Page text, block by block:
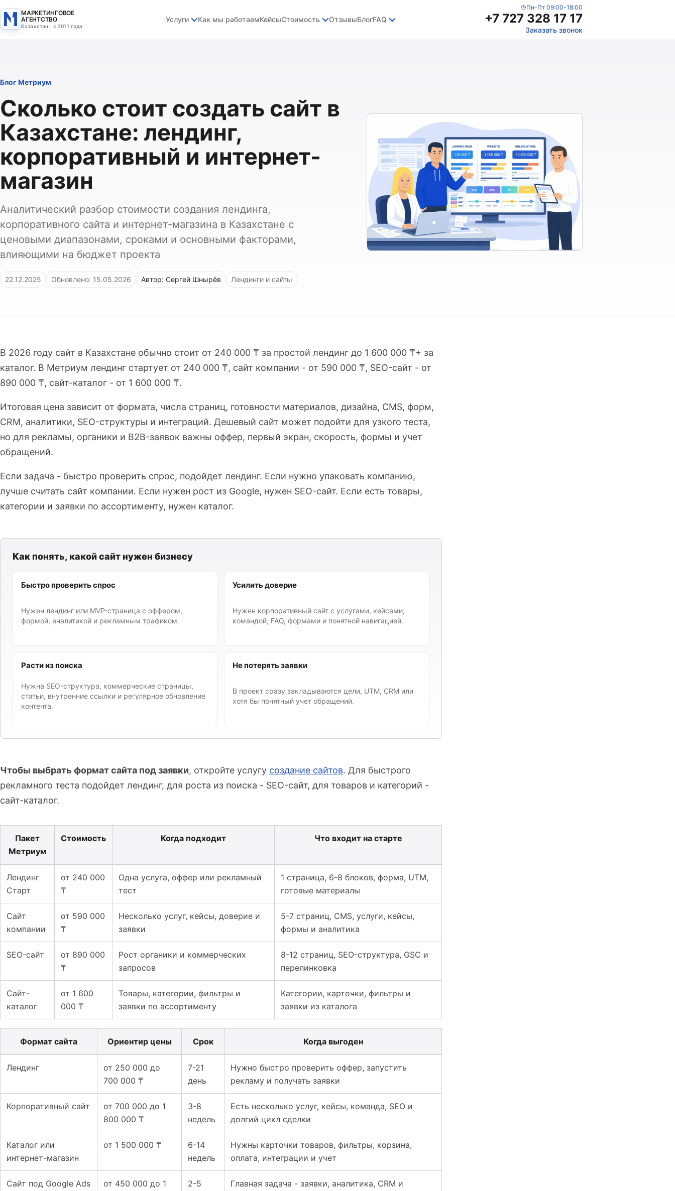
МАРКЕТИНГОВОЕ
АГЕНТСТВО
Казахстан · с 2011 года
Услуги Как мы работаемКейсыСтоимость ОтзывыБлогFAQ
Пн-Пт 09:00-18:00
+7 727 328 17 17
Заказать звонок
Блог Метриум
Сколько стоит создать сайт в
Казахстане: лендинг,
корпоративный и интернет-
магазин
Аналитический разбор стоимости создания лендинга,
корпоративного сайта и интернет-магазина в Казахстане с
ценовыми диапазонами, сроками и основными факторами,
влияющими на бюджет проекта
22.12.2025 Обновлено: 15.05.2026 Автор: Сергей Шнырёв Лендинги и сайты
В 2026 году сайт в Казахстане обычно стоит от 240 000 ₸ за простой лендинг до 1 600 000 ₸+ за
каталог. В Метриум лендинг стартует от 240 000 ₸, сайт компании - от 590 000 ₸, SEO-сайт - от
890 000 ₸, сайт-каталог - от 1 600 000 ₸.
Итоговая цена зависит от формата, числа страниц, готовности материалов, дизайна, CMS, форм,
CRM, аналитики, SEO-структуры и интеграций. Дешевый сайт может подойти для узкого теста,
но для рекламы, органики и B2B-заявок важны оффер, первый экран, скорость, формы и учет
обращений.
Если задача - быстро проверить спрос, подойдет лендинг. Если нужно упаковать компанию,
лучше считать сайт компании. Если нужен рост из Google, нужен SEO-сайт. Если есть товары,
категории и заявки по ассортименту, нужен каталог.
Как понять, какой сайт нужен бизнесу
Быстро проверить спрос
Нужен лендинг или MVP-страница с оффером,
формой, аналитикой и рекламным трафиком.
Усилить доверие
Нужен корпоративный сайт с услугами, кейсами,
командой, FAQ, формами и понятной навигацией.
Расти из поиска
Нужна SEO-структура, коммерческие страницы,
статьи, внутренние ссылки и регулярное обновление
контента.
Не потерять заявки
В проект сразу закладываются цели, UTM, CRM или
хотя бы понятный учет обращений.
Чтобы выбрать формат сайта под заявки, откройте услугу создание сайтов. Для быстрого
рекламного теста подойдет лендинг, для роста из поиска - SEO-сайт, для товаров и категорий -
сайт-каталог.
Пакет
Метриум
Стоимость Когда подходит Что входит на старте
Лендинг
Старт
от 240 000
₸
Одна услуга, оффер или рекламный
тест
1 страница, 6-8 блоков, форма, UTM,
готовые материалы
Сайт
компании
от 590 000
₸
Несколько услуг, кейсы, доверие и
заявки
5-7 страниц, CMS, услуги, кейсы,
формы и аналитика
SEO-сайт
от 890 000
₸
Рост органики и коммерческих
запросов
8-12 страниц, SEO-структура, GSC и
перелинковка
Сайт-
каталог
от 1 600
000 ₸
Товары, категории, фильтры и
заявки по ассортименту
Категории, карточки, фильтры и
заявки из каталога
Формат сайта Ориентир цены Срок Когда выгоден
Лендинг
от 250 000 до
700 000 ₸
7-21
день
Нужно быстро проверить оффер, запустить
рекламу и получать заявки
Корпоративный сайт
от 700 000 до 1
800 000 ₸
3-8
недель
Есть несколько услуг, кейсы, команда, SEO и
долгий цикл сделки
Каталог или
интернет-магазин
от 1 500 000 ₸
6-14
недель
Нужны карточки товаров, фильтры, корзина,
оплата, интеграции и учет
Сайт под Google Ads
от 450 000 до 1
2-5
Главная задача - заявки, аналитика, CRM и